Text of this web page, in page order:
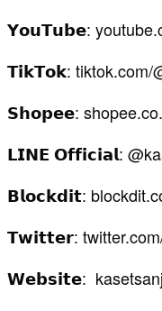
𝗬𝗼𝘂𝗧𝘂𝗯𝗲:
𝗧𝗶𝗸𝗧𝗼𝗸: tiktok.com/
𝗦𝗵𝗼𝗽𝗲𝗲:
𝗟𝗜𝗡𝗘 𝗢𝗳𝗳𝗶𝗰𝗶𝗮𝗹:
𝗕𝗹𝗼𝗰𝗸𝗱𝗶𝘁:
𝗧𝘄𝗶𝘁𝘁𝗲𝗿:
𝗪𝗲𝗯𝘀𝗶𝘁𝗲: